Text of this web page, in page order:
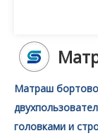
Матраш
головками и